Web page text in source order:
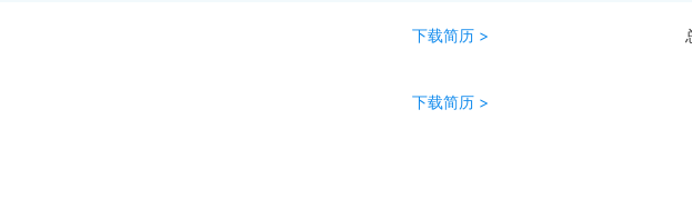
下载简历 >
下载简历 >